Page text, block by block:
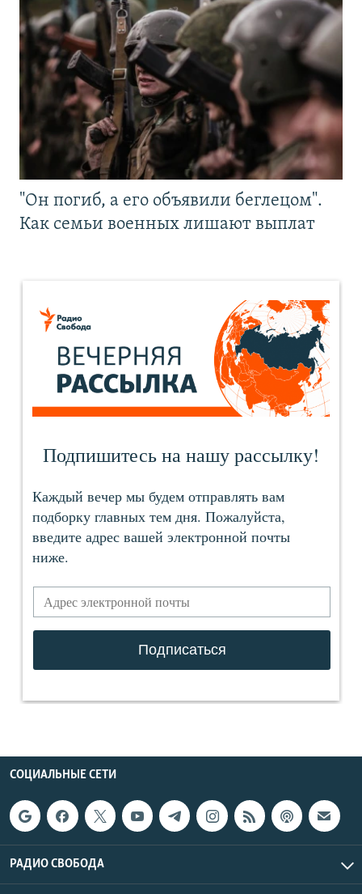
"Он погиб, а его объявили беглецом".
Как семьи военных лишают выплат
СОЦИАЛЬНЫЕ СЕТИ
РАДИО СВОБОДА